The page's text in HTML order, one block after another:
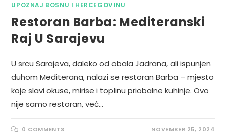
UPOZNAJ BOSNU I HERCEGOVINU
Restoran Barba: Mediteranski
Raj U Sarajevu
U srcu Sarajeva, daleko od obala Jadrana, ali ispunjen
duhom Mediterana, nalazi se restoran Barba – mjesto
koje slavi okuse, mirise i toplinu priobalne kuhinje. Ovo
nije samo restoran, već…
0 COMMENTS NOVEMBER 25, 2024